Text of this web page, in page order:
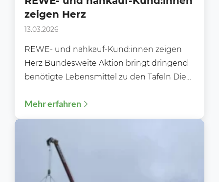
zeigen Herz
13.03.2026
REWE- und nahkauf-Kund:innen zeigen
Herz Bundesweite Aktion bringt dringend
benötigte Lebensmittel zu den Tafeln Die
Tafeltütenaktion 2026 endet mit...
Mehr erfahren